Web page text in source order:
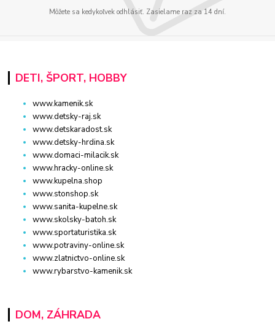
Môžete sa kedykoľvek odhlásiť. Zasielame raz za 14 dní.
DETI, ŠPORT, HOBBY
www.kamenik.sk
www.detsky-raj.sk
www.detskaradost.sk
www.detsky-hrdina.sk
www.domaci-milacik.sk
www.hracky-online.sk
www.kupelna.shop
www.stonshop.sk
www.sanita-kupelne.sk
www.skolsky-batoh.sk
www.sportaturistika.sk
www.potraviny-online.sk
www.zlatnictvo-online.sk
www.rybarstvo-kamenik.sk
DOM, ZÁHRADA